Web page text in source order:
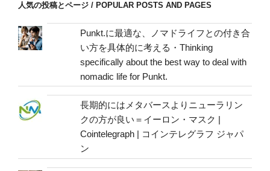
address
人気の投稿とページ / POPULAR POSTS AND PAGES
Punkt.に最適な、ノマドライフとの付き合
い方を具体的に考える・Thinking
specifically about the best way to deal with
nomadic life for Punkt.
長期的にはメタバースよりニューラリン
クの方が良い＝イーロン・マスク |
Cointelegraph | コインテレグラフ ジャパ
ン